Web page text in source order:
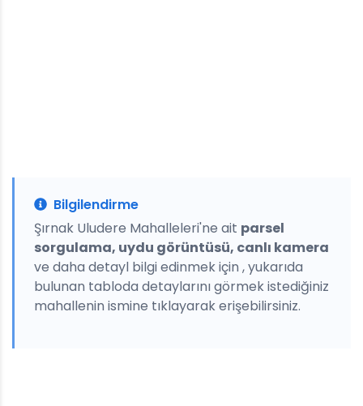
Bilgilendirme
Şırnak Uludere Mahalleleri'ne ait parsel
sorgulama, uydu görüntüsü, canlı kamera
ve daha detayl bilgi edinmek için , yukarıda
bulunan tabloda detaylarını görmek istediğiniz
mahallenin ismine tıklayarak erişebilirsiniz.